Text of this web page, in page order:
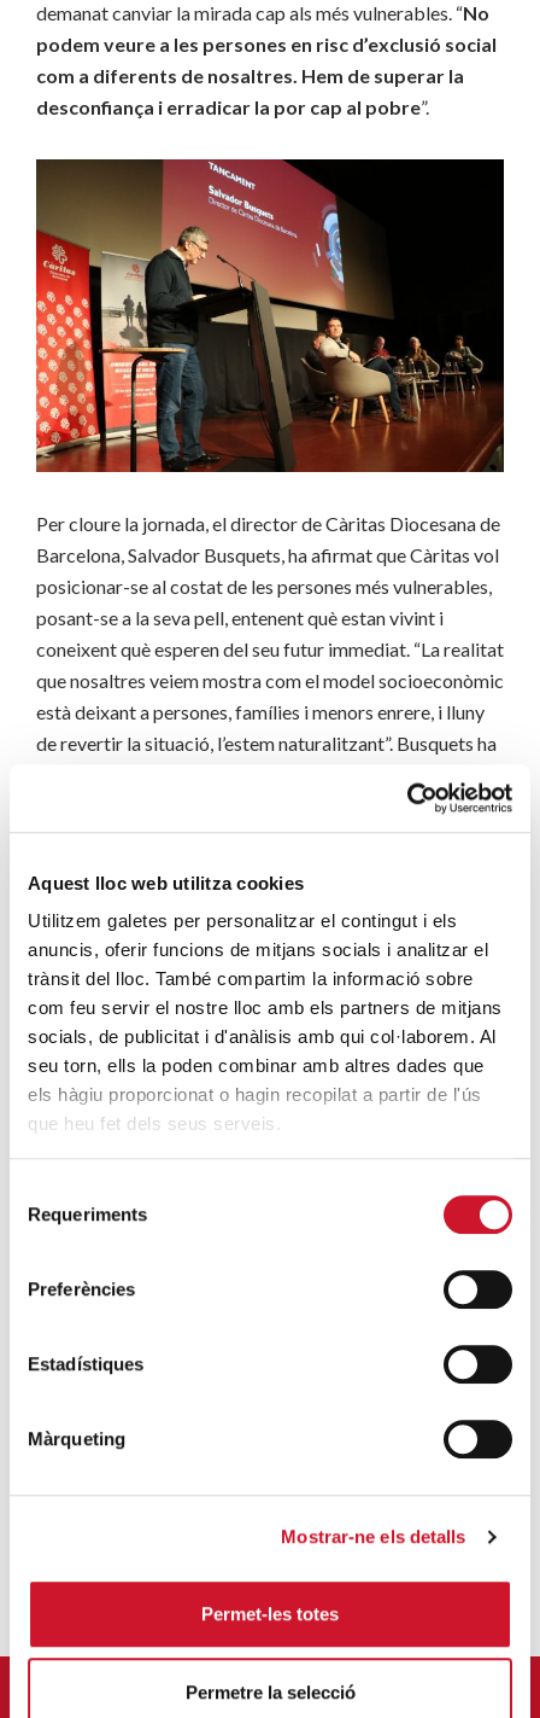
Aquest lloc web utilitza cookies
Utilitzem galetes per personalitzar el contingut i els
anuncis, oferir funcions de mitjans socials i analitzar el
trànsit del lloc. També compartim la informació sobre
com feu servir el nostre lloc amb els partners de mitjans
socials, de publicitat i d'anàlisis amb qui col·laborem. Al
seu torn, ells la poden combinar amb altres dades que
els hàgiu proporcionat o hagin recopilat a partir de l'ús
que heu fet dels seus serveis.
Requeriments
Preferències
Estadístiques
Màrqueting
Mostrar-ne els detalls
Permet-les totes
Permetre la selecció
demanat canviar la mirada cap als més vulnerables. “No
podem veure a les persones en risc d’exclusió social
com a diferents de nosaltres. Hem de superar la
desconfiança i erradicar la por cap al pobre”.
Per cloure la jornada, el director de Càritas Diocesana de
Barcelona, Salvador Busquets, ha afirmat que Càritas vol
posicionar-se al costat de les persones més vulnerables,
posant-se a la seva pell, entenent què estan vivint i
coneixent què esperen del seu futur immediat. “La realitat
que nosaltres veiem mostra com el model socioeconòmic
està deixant a persones, famílies i menors enrere, i lluny
de revertir la situació, l’estem naturalitzant”. Busquets ha
, i ha agraït al món
acadèmic la seva col·laboració per fer-ho possible.
ENLLAÇOS D’INTERÈS
Informe Foessa Barcelona: exclusió i desenvolupament
social a la diòcesi de Barcelona
Resum executiu Foessa Barcelona: exclusió i
desenvolupament social a la diòcesi de Barcelona
Nou Observatori de la Realitat Social de Càritas
APUNTA'T AL NOSTRE BUTLLETÍ ELECTRÒNIC